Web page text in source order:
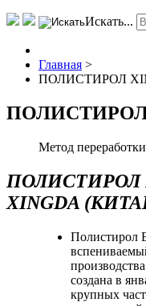
Искать...
Главная >
ПОЛИСТИРОЛ
ПОЛИСТИРОЛ
Метод
XINGDA
Полистирол
создана в
крупных